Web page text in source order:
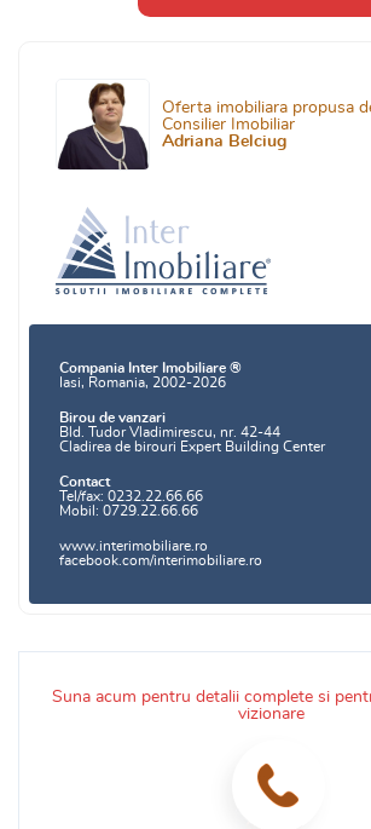
Suna acum pentru detalii complete si
vizionare
Oferta imobiliara propusa
Consilier Imobiliar
Adriana Belciug
Compania Inter Imobiliare ®
Iasi, Romania, 2002-2026
Birou de vanzari
Bld. Tudor Vladimirescu, nr. 42-44
Cladirea de birouri Expert Building Center
Contact
Tel/fax: 0232.22.66.66
Mobil: 0729.22.66.66
www.interimobiliare.ro
facebook.com/interimobiliare.ro